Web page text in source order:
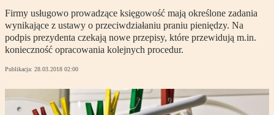
Firmy usługowo prowadzące księgowość mają określone zadania
wynikające z ustawy o przeciwdziałaniu praniu pieniędzy. Na
podpis prezydenta czekają nowe przepisy, które przewidują m.in.
konieczność opracowania kolejnych procedur.
Publikacja: 28.03.2018 02:00